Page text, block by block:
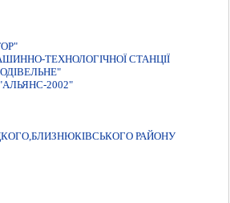
ТЕХНОЛОГІЧНОЇ СТАНЦІЇ
2002"
РАЙОНУ